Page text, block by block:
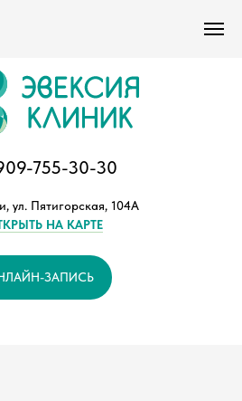
Версия сайта для слабовидящих
755-30-30
ул. Пятигорская, 104А
НА КАРТЕ
ЗАПИСЬ